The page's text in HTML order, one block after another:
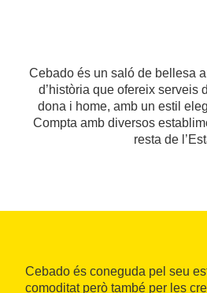
Cebado és un saló de bellesa
d’història que ofereix serveis
dona i home, amb un estil
Compta amb diversos
resta de
Cebado és coneguda pel seu
comoditat però també per les